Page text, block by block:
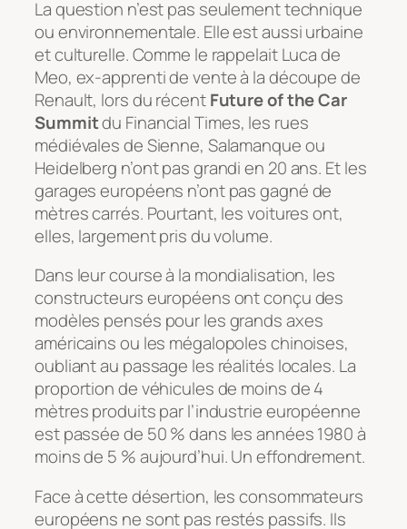
La question n’est pas seulement technique
ou environnementale. Elle est aussi urbaine
et culturelle. Comme le rappelait Luca de
Meo, ex-apprenti de vente à la découpe de
Renault, lors du récentFuture of the Car
Summitdu Financial Times, les rues
médiévales de Sienne, Salamanque ou
Heidelberg n’ont pas grandi en 20 ans. Et les
garages européens n’ont pas gagné de
mètres carrés. Pourtant, les voitures ont,
elles, largement pris du volume.
Dans leur course à la mondialisation, les
constructeurs européens ont conçu des
modèles pensés pour les grands axes
américains ou les mégalopoles chinoises,
oubliant au passage les réalités locales. La
proportion de véhicules de moins de 4
mètres produits par l’industrie européenne
est passée de 50 % dans les années 1980 à
moins de 5 % aujourd’hui. Un effondrement.
Face à cette désertion, les consommateurs
européens ne sont pas restés passifs. Ils